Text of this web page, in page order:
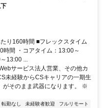
り160時間 ■フレックスタイム
時間 ・コアタイム：13:00～
13:00 ...
サービス法人営業、その他カ
未経験からCSキャリアの一期生
がそのまま武器になります。 ※
転勤なし 未経験者歓迎
フルリモート